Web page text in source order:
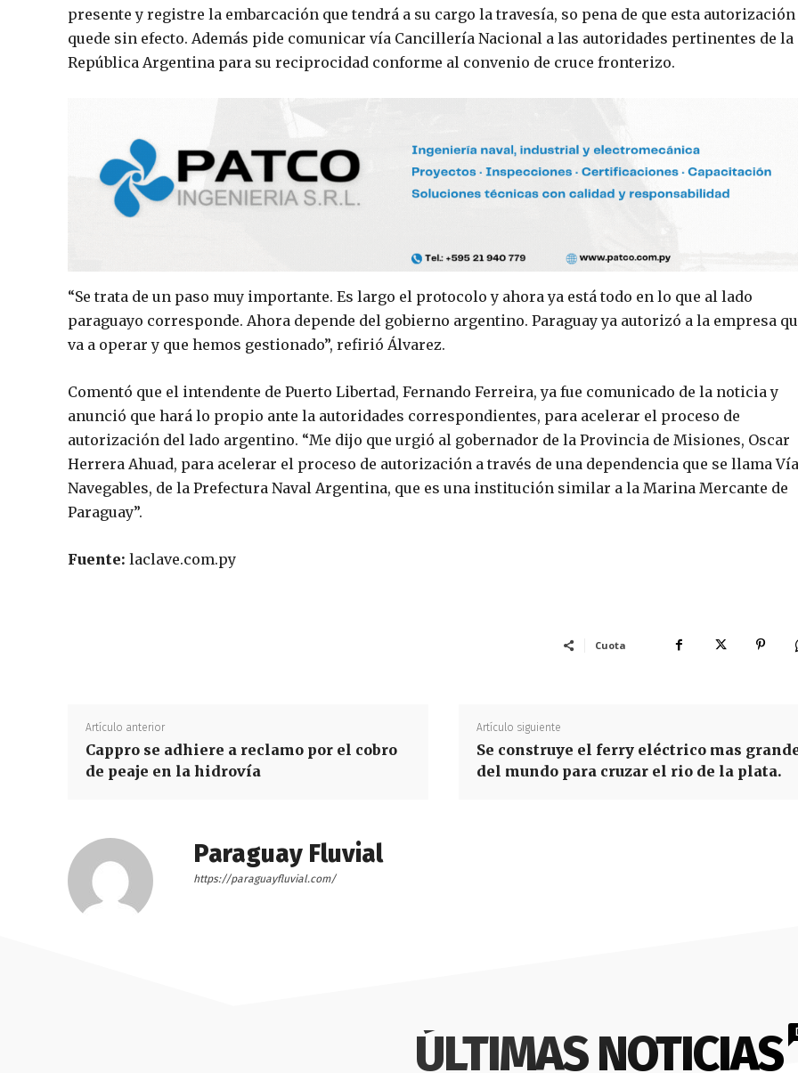
presente y registre la embarcación que tendrá a su cargo la travesía, so pena de que esta autorización
quede sin efecto. Además pide comunicar vía Cancillería Nacional a las autoridades pertinentes de la
República Argentina para su reciprocidad conforme al convenio de cruce fronterizo.
“Se trata de un paso muy importante. Es largo el protocolo y ahora ya está todo en lo que al lado
paraguayo corresponde. Ahora depende del gobierno argentino. Paraguay ya autorizó a la empresa
va a operar y que hemos gestionado”, refirió Álvarez.
Comentó que el intendente de Puerto Libertad, Fernando Ferreira, ya fue comunicado de la noticia y
anunció que hará lo propio ante la autoridades correspondientes, para acelerar el proceso de
autorización del lado argentino. “Me dijo que urgió al gobernador de la Provincia de Misiones, Oscar
Herrera Ahuad, para acelerar el proceso de autorización a través de una dependencia que se llama
Navegables, de la Prefectura Naval Argentina, que es una institución similar a la Marina Mercante de
Paraguay”.
Fuente: laclave.com.py
Cuota
Artículo anterior
Cappro se adhiere a reclamo por el cobro
de peaje en la hidrovía
Artículo siguiente
Se construye el ferry eléctrico mas
del mundo para cruzar el rio de la plata.
Paraguay Fluvial
https://paraguayfluvial.com/
ÚLTIMAS NOTICIAS